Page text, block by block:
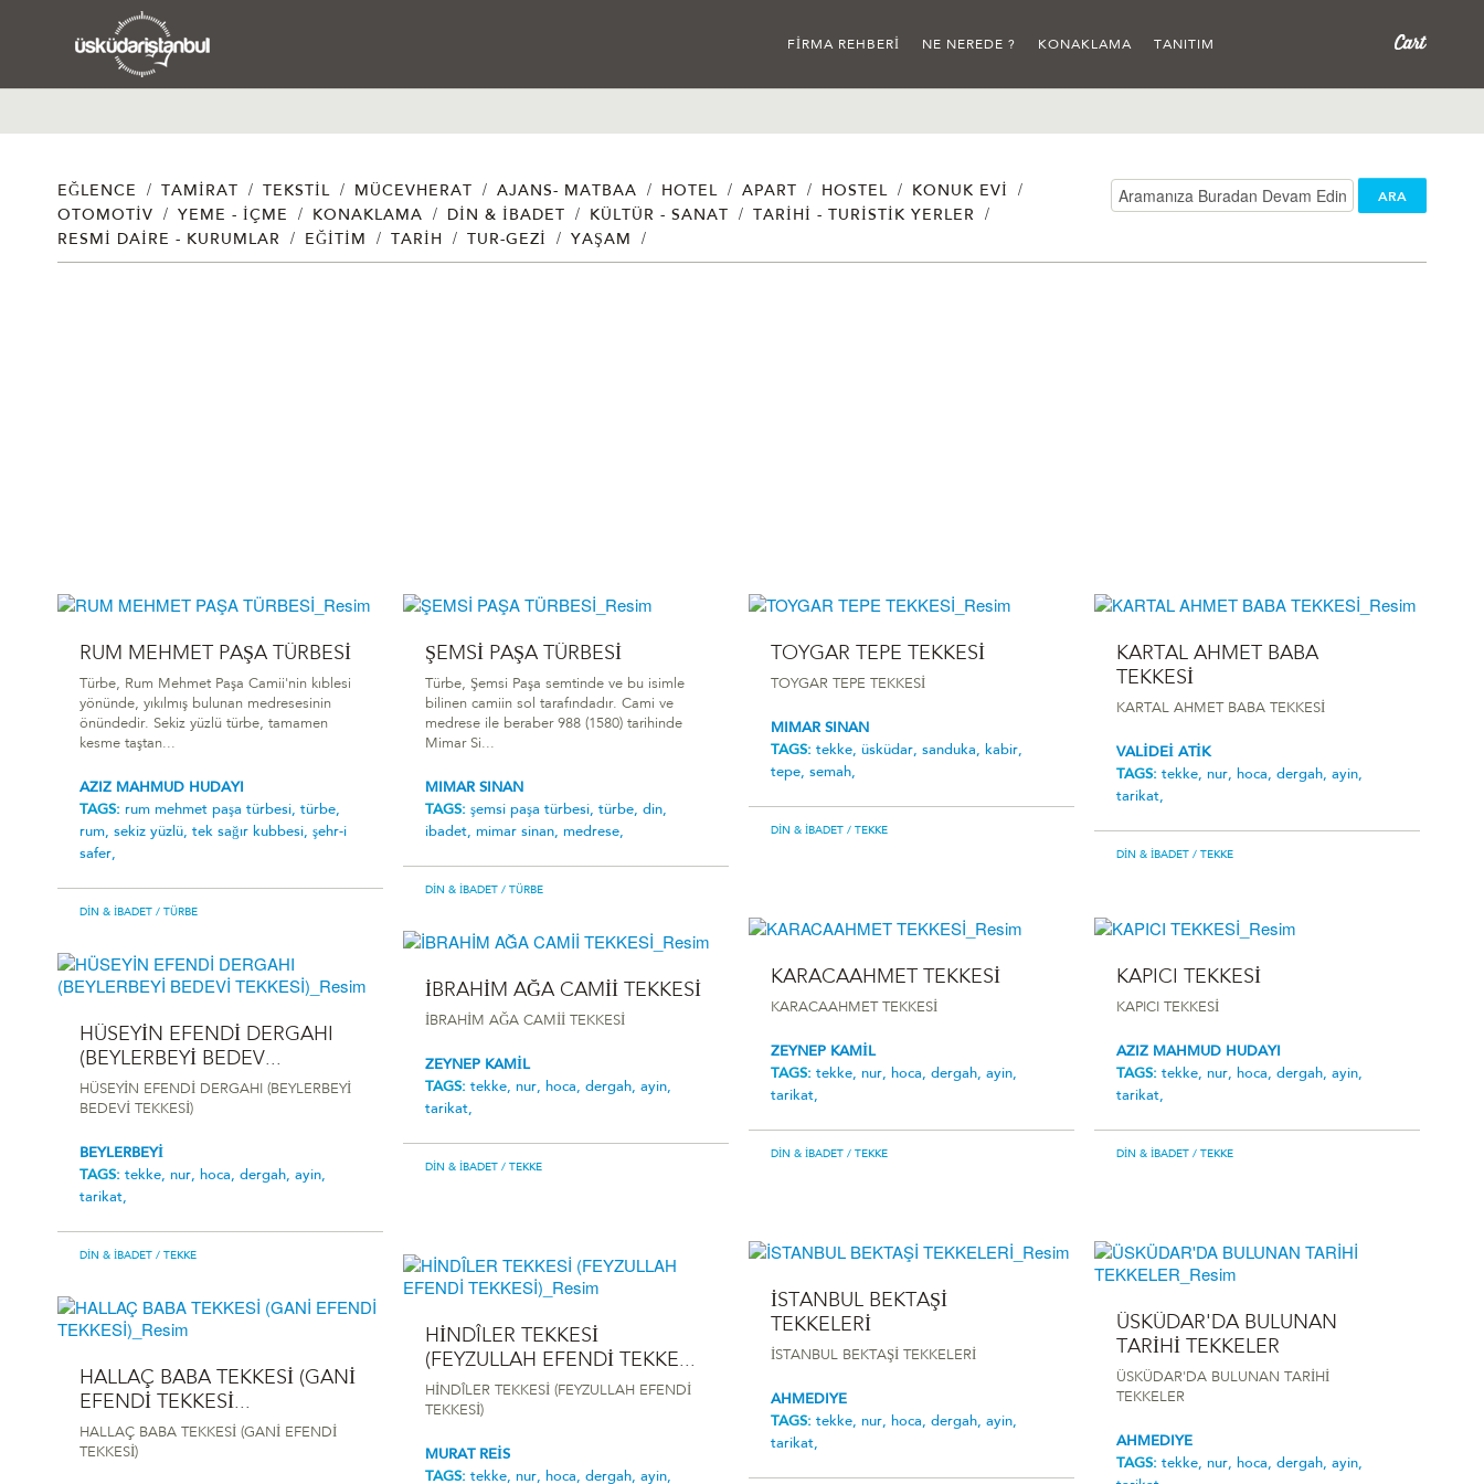
FIRMA REHBERI NE NEREDE ? KONAKLAMA TANITIM
EĞLENCE / TAMIRAT / TEKSTIL / MÜCEVHERAT / AJANS- MATBAA / HOTEL / APART / HOSTEL / KONUK EVI /
OTOMOTIV / YEME - İÇME / KONAKLAMA / DIN & İBADET / KÜLTÜR - SANAT / TARIHI - TURISTIK YERLER /
RESMI DAIRE - KURUMLAR / EĞITIM / TARIH / TUR-GEZI / YAŞAM /
ARA
RUM MEHMET PAŞA TÜRBESİ
Türbe, Rum Mehmet Paşa Camii'nin kıblesi
yönünde, yıkılmış bulunan medresesinin
önündedir. Sekiz yüzlü türbe, tamamen
kesme taştan...
AZIZ MAHMUD HUDAYI
TAGS: rum mehmet paşa türbesi̇, türbe,
rum, sekiz yüzlü, tek sağır kubbesi, şehr-i
safer,
DIN & İBADET / TÜRBE
ŞEMSİ PAŞA TÜRBESİ
Türbe, Şemsi Paşa semtinde ve bu isimle
bilinen camiin sol tarafındadır. Cami ve
medrese ile beraber 988 (1580) tarihinde
Mimar Si...
MIMAR SINAN
TAGS: şemsi̇ paşa türbesi̇, türbe, din,
ibadet, mimar sinan, medrese,
DIN & İBADET / TÜRBE
TOYGAR TEPE TEKKESİ
TOYGAR TEPE TEKKESİ
MIMAR SINAN
TAGS: tekke, üsküdar, sanduka, kabir,
tepe, semah,
DIN & İBADET / TEKKE
KARTAL AHMET BABA
TEKKESİ
KARTAL AHMET BABA TEKKESİ
VALİDEİ ATİK
TAGS: tekke, nur, hoca, dergah, ayin,
tarikat,
DIN & İBADET / TEKKE
KARACAAHMET TEKKESİ
KARACAAHMET TEKKESİ
ZEYNEP KAMİL
TAGS: tekke, nur, hoca, dergah, ayin,
tarikat,
DIN & İBADET / TEKKE
KAPICI TEKKESİ
KAPICI TEKKESİ
AZIZ MAHMUD HUDAYI
TAGS: tekke, nur, hoca, dergah, ayin,
tarikat,
DIN & İBADET / TEKKE
İBRAHİM AĞA CAMİİ TEKKESİ
İBRAHİM AĞA CAMİİ TEKKESİ
ZEYNEP KAMİL
TAGS: tekke, nur, hoca, dergah, ayin,
tarikat,
DIN & İBADET / TEKKE
HÜSEYİN EFENDİ DERGAHI
(BEYLERBEYİ BEDEV...
HÜSEYİN EFENDİ DERGAHI (BEYLERBEYİ
BEDEVİ TEKKESİ)
BEYLERBEYİ
TAGS: tekke, nur, hoca, dergah, ayin,
tarikat,
DIN & İBADET / TEKKE
İSTANBUL BEKTAŞİ
TEKKELERİ
İSTANBUL BEKTAŞİ TEKKELERİ
AHMEDIYE
TAGS: tekke, nur, hoca, dergah, ayin,
tarikat,
ÜSKÜDAR'DA BULUNAN
TARİHİ TEKKELER
ÜSKÜDAR'DA BULUNAN TARİHİ
TEKKELER
AHMEDIYE
TAGS: tekke, nur, hoca, dergah, ayin,
HİNDÎLER TEKKESİ
(FEYZULLAH EFENDİ TEKKE...
HİNDÎLER TEKKESİ (FEYZULLAH EFENDİ
TEKKESİ)
MURAT REİS
TAGS: tekke, nur, hoca, dergah, ayin,
HALLAÇ BABA TEKKESİ (GANİ
EFENDİ TEKKESİ...
HALLAÇ BABA TEKKESİ (GANİ EFENDİ
TEKKESİ)